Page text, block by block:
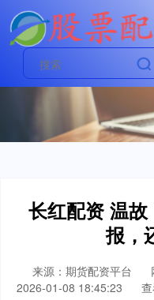
长红配资 温
报，
来源：期货配资平台
2026-01-08 18:45:23